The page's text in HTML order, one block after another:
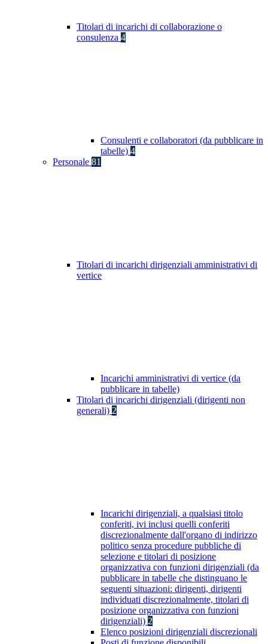
Titolari di incarichi di collaborazione o
consulenza 4
Consulenti e collaboratori (da pubblicare in
tabelle) 4
Personale 81
Titolari di incarichi dirigenziali amministrativi di
vertice
Incarichi amministrativi di vertice (da
pubblicare in tabelle)
Titolari di incarichi dirigenziali (dirigenti non
generali) 2
Incarichi dirigenziali, a qualsiasi titolo
conferiti, ivi inclusi quelli conferiti
discrezionalmente dall'organo di indirizzo
politico senza procedure pubbliche di
selezione e titolari di posizione
organizzativa con funzioni dirigenziali (da
pubblicare in tabelle che distinguano le
seguenti situazioni: dirigenti, dirigenti
individuati discrezionalmente, titolari di
posizione organizzativa con funzioni
dirigenziali) 2
Elenco posizioni dirigenziali discrezionali